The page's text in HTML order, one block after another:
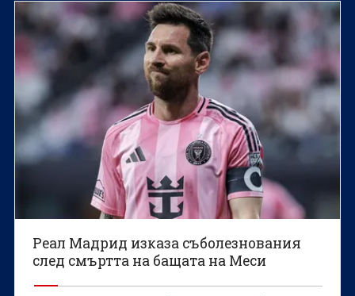
Реал Мадрид изказа съболезнования
след смъртта на бащата на Меси